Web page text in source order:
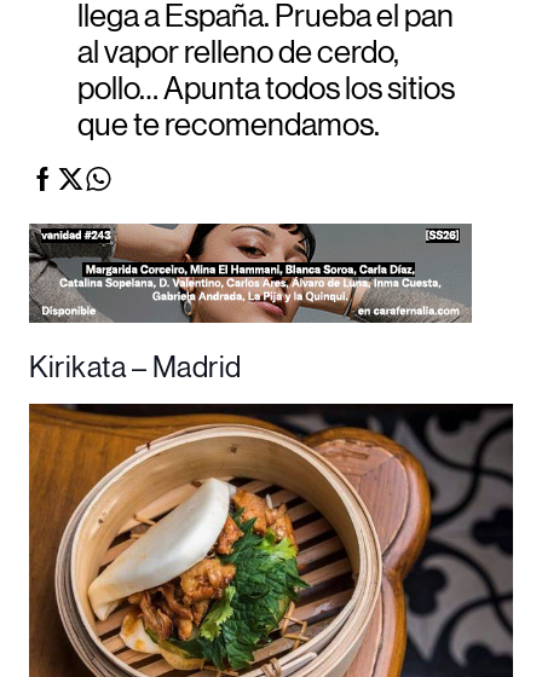
llega a España. Prueba el pan
al vapor relleno de cerdo,
pollo… Apunta todos los sitios
que te recomendamos.
Kirikata – Madrid